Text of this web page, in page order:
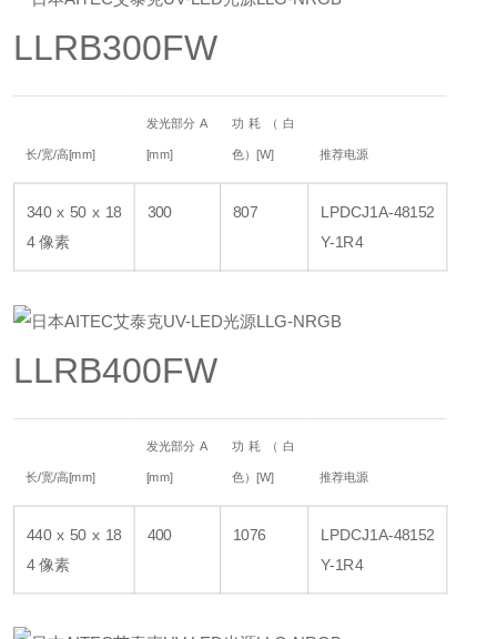
LLRB300FW
长/宽/高[mm]
发光部分 A
[mm]
功耗（白
色）[W] 推荐电源
340 x 50 x 18
4 像素
300 807
LPDCJ1A-48152
Y-1R4
LLRB400FW
长/宽/高[mm]
发光部分 A
[mm]
功耗（白
色）[W] 推荐电源
440 x 50 x 18
4 像素
400 1076
LPDCJ1A-48152
Y-1R4